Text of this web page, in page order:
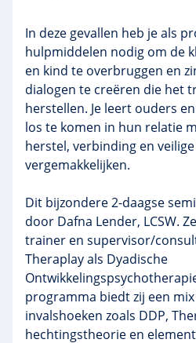
In deze gevallen heb je als
hulpmiddelen nodig om de
en kind te overbruggen en
dialogen te creëren die het
herstellen. Je leert ouders
los te komen in hun relatie
herstel, verbinding en
vergemakkelijken.
Dit bijzondere 2-daagse
door Dafna Lender, LCSW.
trainer en supervisor/
Theraplay als Dyadische
programma biedt zij een
invalshoeken zoals DDP,
hechtingstheorie en